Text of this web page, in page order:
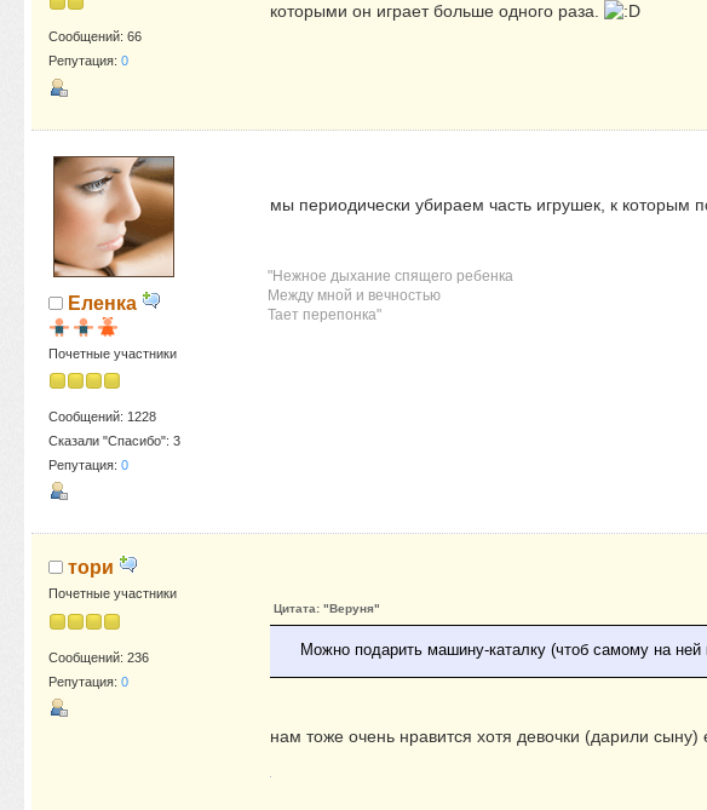
Сообщений: 66
Репутация: 0
которыми он играет больше одного раза.
Еленка
Почетные участники
Сообщений: 1228
Сказали "Спасибо": 3
Репутация: 0
мы периодически убираем часть игрушек, к которым
"Нежное дыхание спящего ребенка
Между мной и вечностью
Тает перепонка"
тори
Почетные участники
Сообщений: 236
Репутация: 0
Цитата: "Веруня"
Можно подарить машину-каталку (чтоб самому на ней
нам тоже очень нравится хотя девочки (дарили сыну)